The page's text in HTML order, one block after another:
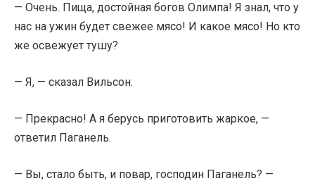
— Очень. Пища, достойная богов Олимпа! Я знал, что у
нас на ужин будет свежее мясо! И какое мясо! Но кто
же освежует тушу?
— Я, — сказал Вильсон.
— Прекрасно! А я берусь приготовить жаркое, —
ответил Паганель.
— Вы, стало быть, и повар, господин Паганель? —